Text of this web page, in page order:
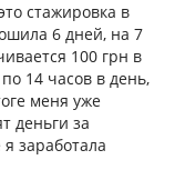
стажировка в
6 дней, на 7
100 грн в
14 часов в день,
меня уже
деньги за
заработала